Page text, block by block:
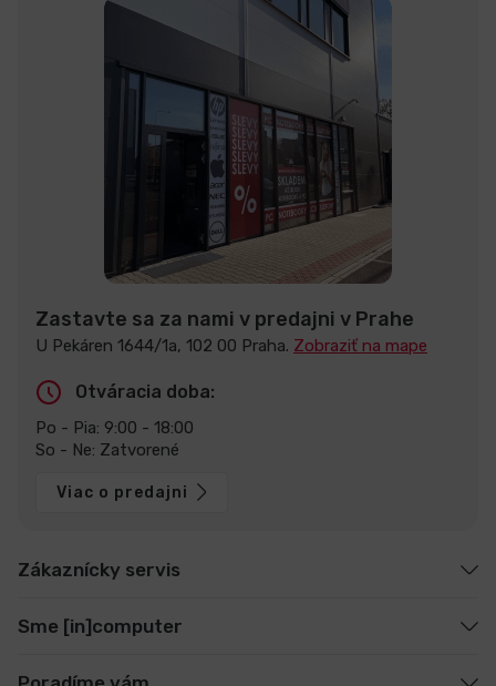
Zastavte sa za nami v predajni v Prahe
U Pekáren 1644/1a, 102 00 Praha. Zobraziť na mape
Otváracia doba:
Po - Pia: 9:00 - 18:00
So - Ne: Zatvorené
Viac o predajni
Zákaznícky servis
Sme [in]computer